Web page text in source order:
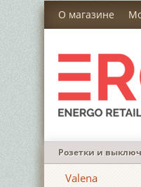
О магазине
Розетки и
Valena